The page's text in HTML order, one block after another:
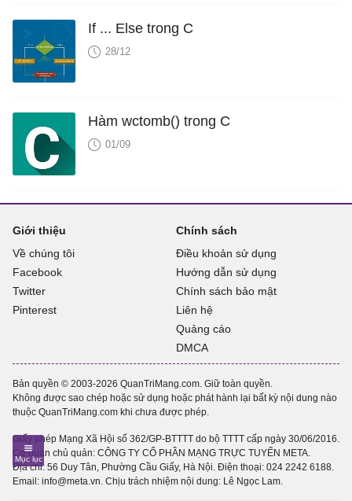
If ... Else trong C
28/12
Hàm wctomb() trong C
01/09
Giới thiệu
Về chúng tôi
Facebook
Twitter
Pinterest
Chính sách
Điều khoản sử dụng
Hướng dẫn sử dụng
Chính sách bảo mật
Liên hệ
Quảng cáo
DMCA
Bản quyền © 2003-2026 QuanTriMang.com. Giữ toàn quyền.
Không được sao chép hoặc sử dụng hoặc phát hành lại bất kỳ nội dung nào
thuộc QuanTriMang.com khi chưa được phép.
Giấy phép Mạng Xã Hội số 362/GP-BTTTT do bộ TTTT cấp ngày 30/06/2016.
Cơ quan chủ quản: CÔNG TY CỔ PHẦN MẠNG TRỰC TUYẾN META.
Địa chỉ: 56 Duy Tân, Phường Cầu Giấy, Hà Nội. Điện thoại: 024 2242 6188.
Email: info@meta.vn. Chịu trách nhiệm nội dung: Lê Ngọc Lam.